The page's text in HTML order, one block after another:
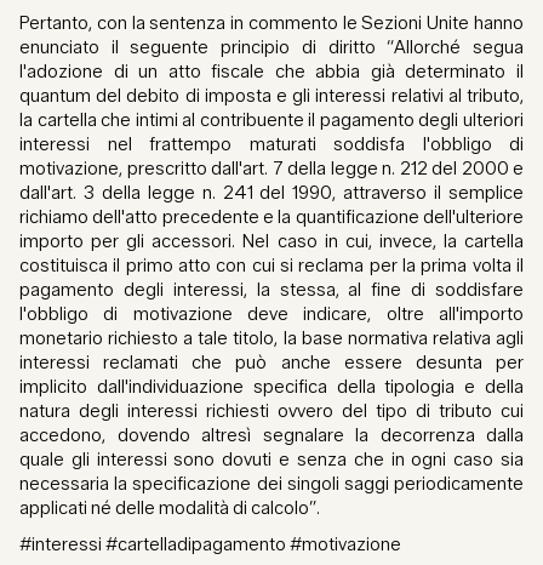
Pertanto, con la sentenza in commento le Sezioni Unite hanno
enunciato il seguente principio di diritto “Allorché segua
l'adozione di un atto fiscale che abbia già determinato il
quantum del debito di imposta e gli interessi relativi al tributo,
la cartella che intimi al contribuente il pagamento degli ulteriori
interessi nel frattempo maturati soddisfa l'obbligo di
motivazione, prescritto dall'art. 7 della legge n. 212 del 2000 e
dall'art. 3 della legge n. 241 del 1990, attraverso il semplice
richiamo dell'atto precedente e la quantificazione dell'ulteriore
importo per gli accessori. Nel caso in cui, invece, la cartella
costituisca il primo atto con cui si reclama per la prima volta il
pagamento degli interessi, la stessa, al fine di soddisfare
l'obbligo di motivazione deve indicare, oltre all'importo
monetario richiesto a tale titolo, la base normativa relativa agli
interessi reclamati che può anche essere desunta per
implicito dall'individuazione specifica della tipologia e della
natura degli interessi richiesti ovvero del tipo di tributo cui
accedono, dovendo altresì segnalare la decorrenza dalla
quale gli interessi sono dovuti e senza che in ogni caso sia
necessaria la specificazione dei singoli saggi periodicamente
applicati né delle modalità di calcolo”.
#interessi #cartelladipagamento #motivazione